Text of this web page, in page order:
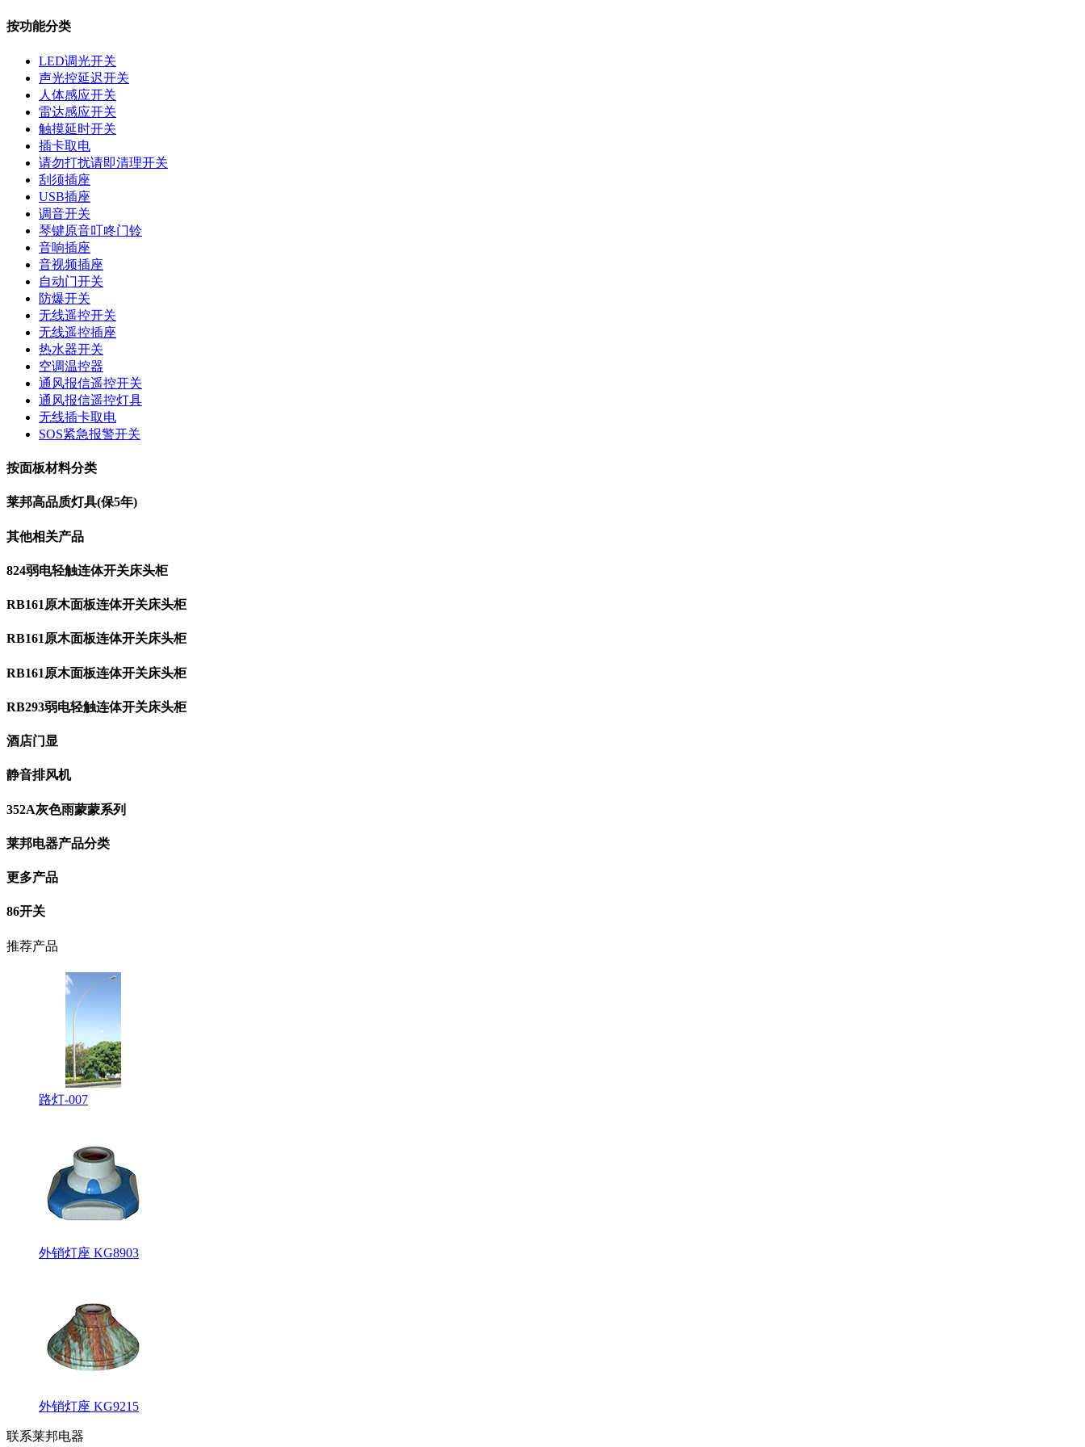
按功能分类
LED调光开关
声光控延迟开关
人体感应开关
雷达感应开关
触摸延时开关
插卡取电
请勿打扰请即清理开关
刮须插座
USB插座
调音开关
琴键原音叮咚门铃
音响插座
音视频插座
自动门开关
防爆开关
无线遥控开关
无线遥控插座
热水器开关
空调温控器
通风报信遥控开关
通风报信遥控灯具
无线插卡取电
SOS紧急报警开关
按面板材料分类
莱邦高品质灯具(保5年)
其他相关产品
824弱电轻触连体开关床头柜
RB161原木面板连体开关床头柜
RB161原木面板连体开关床头柜
RB161原木面板连体开关床头柜
RB293弱电轻触连体开关床头柜
酒店门显
静音排风机
352A灰色雨蒙蒙系列
莱邦电器产品分类
更多产品
86开关
推荐产品
路灯-007
外销灯座 KG8903
外销灯座 KG9215
联系莱邦电器